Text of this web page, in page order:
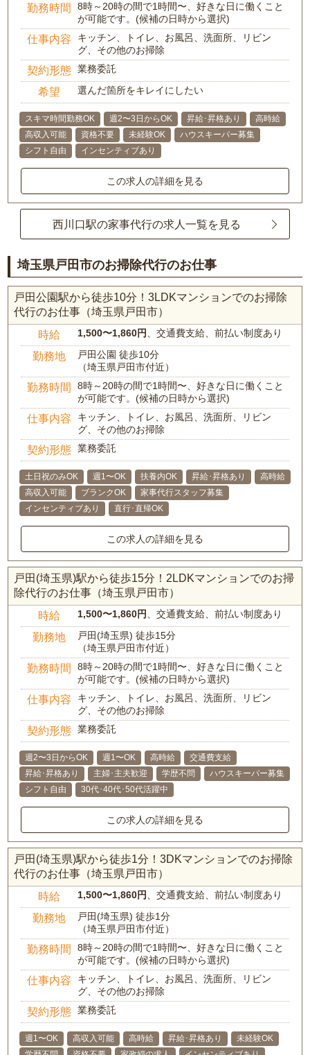
勤務時間
8時～20時の間で1時間〜、好きな日に働くこと
が可能です。(候補の日時から選択)
仕事内容
キッチン、トイレ、お風呂、洗面所、リビン
グ、その他のお掃除
契約形態 業務委託
希望 選んだ箇所をキレイにしたい
スキマ時間勤務OK 週2〜3日からOK 昇給･昇格あり
高時給
高収入可能
資格不要 未経験OK
ハウスキーパー募集
シフト自由
インセンティブあり
この求人の詳細を見る
西川口駅の家事代行の求人一覧を見る
埼玉県戸田市のお掃除代行のお仕事
戸田公園駅から徒歩10分！3LDKマンションでのお掃除
代行のお仕事（埼玉県戸田市）
時給 1,500〜1,860円 、交通費支給、前払い制度あり
勤務地
戸田公園 徒歩10分
（埼玉県戸田市付近）
勤務時間
8時～20時の間で1時間〜、好きな日に働くこと
が可能です。(候補の日時から選択)
仕事内容
キッチン、トイレ、お風呂、洗面所、リビン
グ、その他のお掃除
契約形態 業務委託
土日祝のみOK 週1〜OK 扶養内OK 昇給･昇格あり
高時給
高収入可能
ブランクOK
家事代行スタッフ募集
インセンティブあり
直行･直帰OK
この求人の詳細を見る
戸田(埼玉県)駅から徒歩15分！2LDKマンションでのお掃
除代行のお仕事（埼玉県戸田市）
時給 1,500〜1,860円 、交通費支給、前払い制度あり
勤務地
戸田(埼玉県) 徒歩15分
（埼玉県戸田市付近）
勤務時間
8時～20時の間で1時間〜、好きな日に働くこと
が可能です。(候補の日時から選択)
仕事内容
キッチン、トイレ、お風呂、洗面所、リビン
グ、その他のお掃除
契約形態 業務委託
週2〜3日からOK 週1〜OK 高時給
交通費支給
昇給･昇格あり
主婦･主夫歓迎 学歴不問
ハウスキーパー募集
シフト自由
30代･40代･50代活躍中
この求人の詳細を見る
戸田(埼玉県)駅から徒歩1分！3DKマンションでのお掃除
代行のお仕事（埼玉県戸田市）
時給 1,500〜1,860円 、交通費支給、前払い制度あり
勤務地
戸田(埼玉県) 徒歩1分
（埼玉県戸田市付近）
勤務時間
8時～20時の間で1時間〜、好きな日に働くこと
が可能です。(候補の日時から選択)
仕事内容
キッチン、トイレ、お風呂、洗面所、リビン
グ、その他のお掃除
契約形態 業務委託
週1〜OK 高収入可能 高時給 昇給･昇格あり
未経験OK